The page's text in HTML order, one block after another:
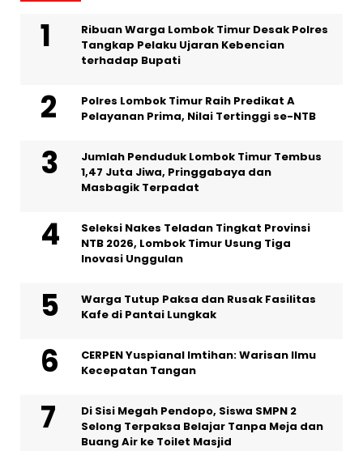
Ribuan Warga Lombok Timur Desak Polres
Tangkap Pelaku Ujaran Kebencian
terhadap Bupati
Polres Lombok Timur Raih Predikat A
Pelayanan Prima, Nilai Tertinggi se-NTB
Jumlah Penduduk Lombok Timur Tembus
1,47 Juta Jiwa, Pringgabaya dan
Masbagik Terpadat
Seleksi Nakes Teladan Tingkat Provinsi
NTB 2026, Lombok Timur Usung Tiga
Inovasi Unggulan
Warga Tutup Paksa dan Rusak Fasilitas
Kafe di Pantai Lungkak
CERPEN Yuspianal Imtihan: Warisan Ilmu
Kecepatan Tangan
Di Sisi Megah Pendopo, Siswa SMPN 2
Selong Terpaksa Belajar Tanpa Meja dan
Buang Air ke Toilet Masjid